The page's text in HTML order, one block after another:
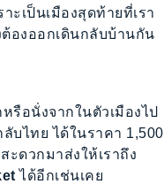
ะเป็นเมืองสุดท้ายที่เรา
องออกเดินกลับบ้านกัน
รือนั่งจากในตัวเมืองไป
บไทย ได้ในราคา 1,500
ะดวกมาส่งให้เราถึง
ได้อีกเช่นเคย